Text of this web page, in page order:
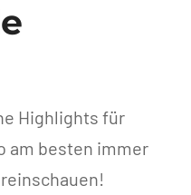
Highlights für
am besten immer